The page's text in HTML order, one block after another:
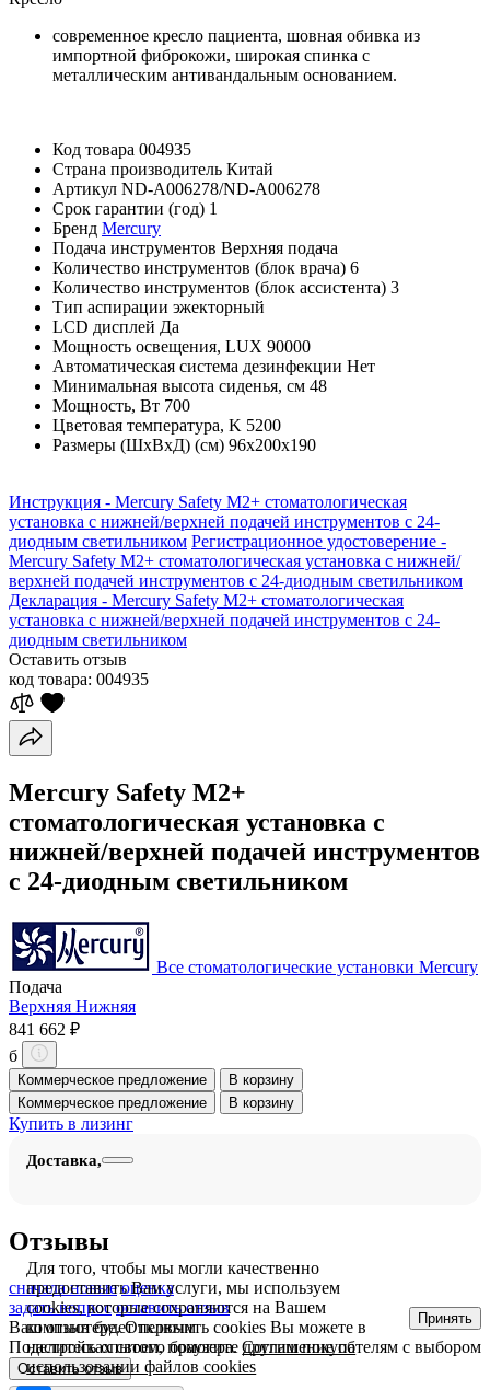
современное кресло пациента, шовная обивка из
импортной фиброкожи, широкая спинка с
металлическим антивандальным основанием.
Код товара 004935
Страна производитель Китай
Артикул ND-A006278/ND-A006278
Срок гарантии (год) 1
Бренд Mercury
Подача инструментов Верхняя подача
Количество инструментов (блок врача) 6
Количество инструментов (блок ассистента) 3
Тип аспирации эжекторный
LCD дисплей Да
Мощность освещения, LUX 90000
Автоматическая система дезинфекции Нет
Минимальная высота сиденья, см 48
Мощность, Вт 700
Цветовая температура, K 5200
Размеры (ШхВхД) (см) 96х200х190
Инструкция - Mercury Safety M2+ стоматологическая
установка с нижней/верхней подачей инструментов с 24-
диодным светильником Регистрационное удостоверение -
Mercury Safety M2+ стоматологическая установка с нижней/
верхней подачей инструментов с 24-диодным светильником
Декларация - Mercury Safety M2+ стоматологическая
установка с нижней/верхней подачей инструментов с 24-
диодным светильником
Оставить отзыв
код товара: 004935
Mercury Safety M2+
стоматологическая установка с
нижней/верхней подачей инструментов
с 24-диодным светильником
Все стоматологические установки Mercury
Подача
Верхняя Нижняя
841 662 ₽
б
Коммерческое предложение
В корзину
Коммерческое предложение
В корзину
Купить в лизинг
Доставка,
Отзывы
сначала новые оценка
задать вопрос оставить отзыв
Ваш отзыв будет первым
Поделитесь опытом, помогите другим покупателям с выбором
Оставить отзыв
Для того, чтобы мы могли качественно
предоставить Вам услуги, мы используем
cookies, которые сохраняются на Вашем
компьютере. Отключить cookies Вы можете в
настройках своего браузера.Соглашение об
использовании файлов cookies
Принять